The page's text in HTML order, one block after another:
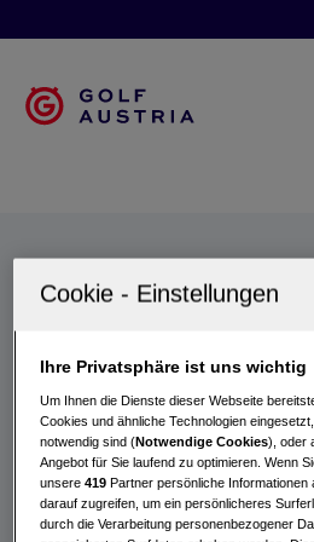
Turniere
Ihre Privatsphäre ist uns wichtig
Um Ihnen die Dienste dieser Webseite
Cookies und ähnliche Technologien
notwendig sind (Notwendige Cookies), oder
Angebot für Sie laufend zu optimieren. Wenn
unsere419 Partner persönliche
darauf zugreifen, um ein persönlicheres
durch die Verarbeitung personenbezogener